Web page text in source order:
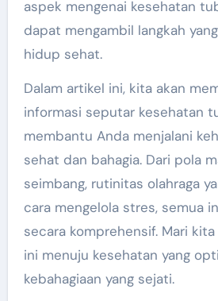
aspek mengenai kesehatan
dapat mengambil langkah
hidup sehat.
Dalam artikel ini, kita akan
informasi seputar kesehatan
membantu Anda menjalani
sehat dan bahagia. Dari pola
seimbang, rutinitas olahraga
cara mengelola stres, semua
secara komprehensif. Mari
ini menuju kesehatan yang
kebahagiaan yang sejati.